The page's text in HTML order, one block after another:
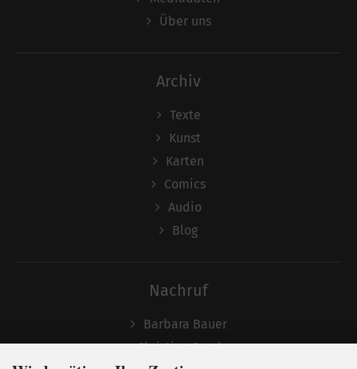
Über uns
Archiv
Texte
Kunst
Karten
Comics
Audio
Blog
Nachruf
Barbara Bauer
Christian Semler